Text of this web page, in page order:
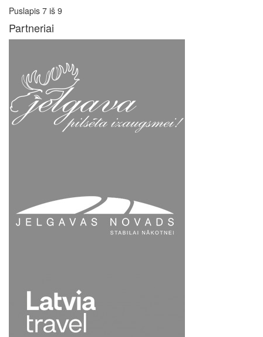
Puslapis 7 iš 9
Partneriai